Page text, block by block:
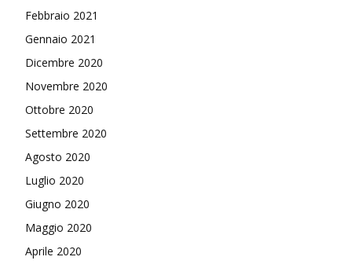
Febbraio 2021
Gennaio 2021
Dicembre 2020
Novembre 2020
Ottobre 2020
Settembre 2020
Agosto 2020
Luglio 2020
Giugno 2020
Maggio 2020
Aprile 2020